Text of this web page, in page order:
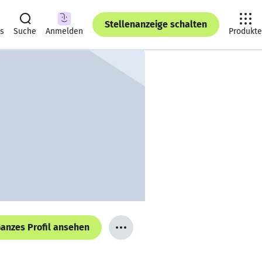
Suche Anmelden
Stellenanzeige schalten
Produkte
Profil ansehen